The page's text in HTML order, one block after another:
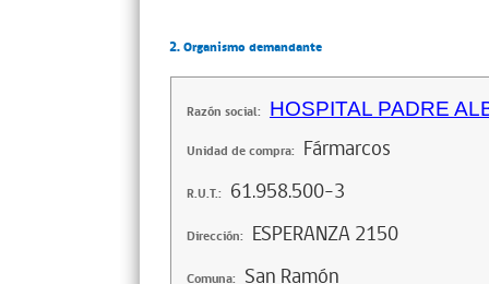
2. Organismo demandante
Razón social: HOSPITAL PADRE
Unidad de compra: Fármarcos
R.U.T.: 61.958.500-3
Dirección: ESPERANZA 2150
Comuna: San Ramón